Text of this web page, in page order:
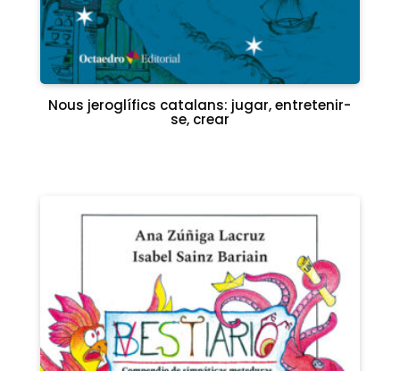
Nous jeroglífics catalans: jugar, entretenir-
se, crear